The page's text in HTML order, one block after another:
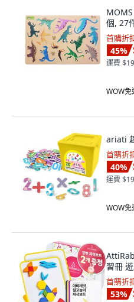
個, 27
首購折
45%
運費
WOW免
ariati
首購折
40%
運費
WOW免
習冊
首購折
53%